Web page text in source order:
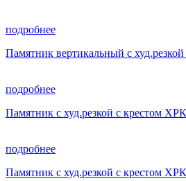
подробнее
Памятник вертикальный с
подробнее
Памятник с худ.резкой с крестом
подробнее
Памятник с худ.резкой с крестом